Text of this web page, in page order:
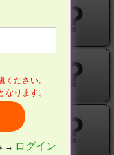
？
？
？
ださい。
ります。
→ ログイン